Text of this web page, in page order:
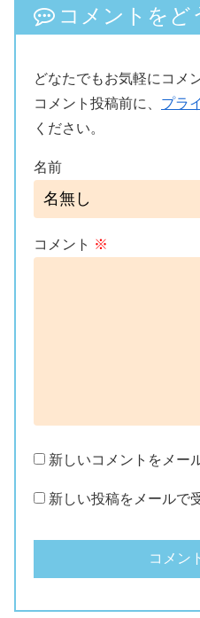
コメントをど
どなたでもお気軽にコメ
コメント投稿前に、 プラ
ください。
名前
コメント ※
新しいコメントをメー
新しい投稿をメールで